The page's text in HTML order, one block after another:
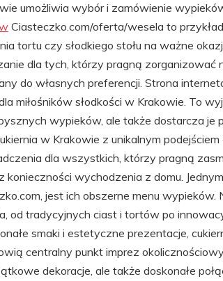
umożliwia wybór i zamówienie
Ciasteczko.com/oferta/wesela to
tortu czy słodkiego stołu na ważne
dla tych, którzy pragną zorganizować
do własnych preferencji. Strona
miłośników słodkości w Krakowie. To
wypieków, ale także dostarcza je
w Krakowie z unikalnym podejściem
dla wszystkich, którzy pragną
wychodzenia z domu.
jest ich obszerne menu wypieków.
od tradycyjnych ciast i tortów po
smaki i estetyczne prezentacje,
centralny punkt imprez
dekoracje, ale także doskonałe